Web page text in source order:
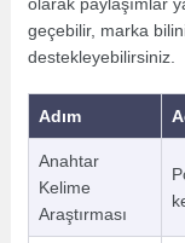
geçebilir, marka
destekleyebilirsiniz.
Adım
Anahtar
Kelime
Araştırması